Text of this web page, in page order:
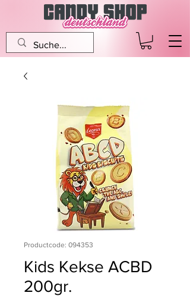
Productcode: 094353
Kids Kekse ACBD
200gr.